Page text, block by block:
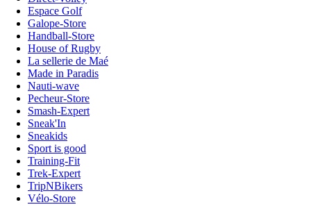
Espace Golf
Galope-Store
Handball-Store
House of Rugby
La sellerie de Maé
Made in Paradis
Nauti-wave
Pecheur-Store
Smash-Expert
Sneak'In
Sneakids
Sport is good
Training-Fit
Trek-Expert
TripNBikers
Vélo-Store